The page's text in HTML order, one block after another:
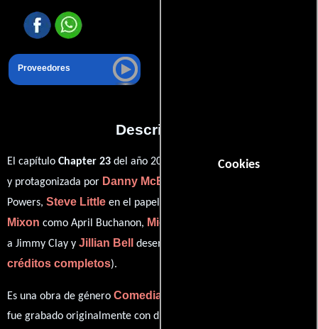
Cookies
Proveedores
Descripción
El capítulo Chapter 23 del año 2013, está dirigido porJody Hill
y protagonizada por Danny McBride
Powers, Steve Little en el papel de Stevie Janowski,
Mixon como April Buchanon, Michael Beasley
a Jimmy Clay y Jillian Bell desempeñando el papel de Dixie (
créditos completos).
Es una obra de género Comedia
fue grabado originalmente con dialogos en